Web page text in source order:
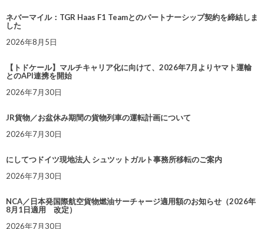
ネバーマイル：TGR Haas F1 Teamとのパートナーシップ契約を締結しま
した
2026年8月5日
【トドケール】マルチキャリア化に向けて、2026年7月よりヤマト運輸
とのAPI連携を開始
2026年7月30日
JR貨物／お盆休み期間の貨物列車の運転計画について
2026年7月30日
にしてつドイツ現地法人 シュツットガルト事務所移転のご案内
2026年7月30日
NCA／日本発国際航空貨物燃油サーチャージ適用額のお知らせ（2026年
8月1日適用 改定）
2026年7月30日